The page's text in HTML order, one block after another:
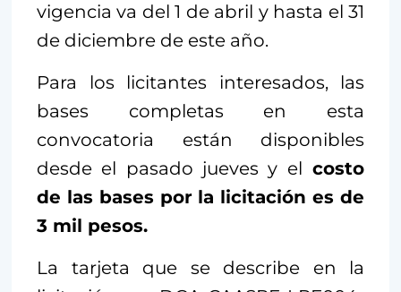
vigencia va del 1 de abril y hasta el 31
de diciembre de este año.
Para los licitantes interesados, las
bases completas en esta
convocatoria están disponibles
desde el pasado jueves y el costo
de las bases por la licitación es de
3 mil pesos.
La tarjeta que se describe en la